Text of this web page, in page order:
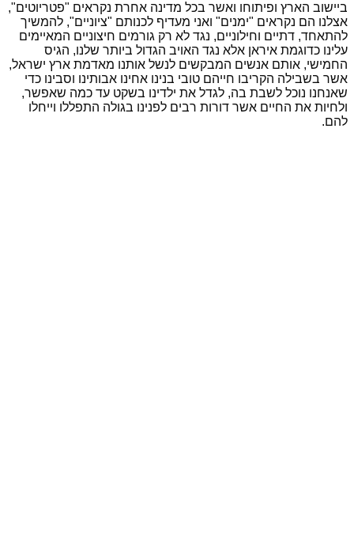
ביישוב הארץ ופיתוחו ואשר בכל מדינה אחרת נקראים "פטריוטים",
אצלנו הם נקראים "ימנים" ואני מעדיף לכנותם "ציוניים", להמשיך
להתאחד, דתיים וחילוניים, נגד לא רק גורמים חיצוניים המאיימים
עלינו כדוגמת איראן אלא נגד האויב הגדול ביותר שלנו, הגיס
החמישי, אותם אנשים המבקשים לנשל אותנו מאדמת ארץ ישראל,
אשר בשבילה הקריבו חייהם טובי בנינו אחינו אבותינו וסבינו כדי
שאנחנו נוכל לשבת בה, לגדל את ילדינו בשקט עד כמה שאפשר,
ולחיות את החיים אשר דורות רבים לפנינו בגולה התפללו וייחלו
להם.